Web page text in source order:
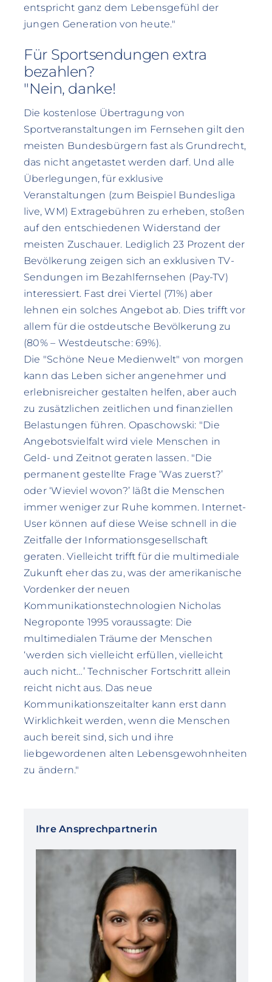
entspricht ganz dem Lebensgefühl der
jungen Generation von heute."
Für Sportsendungen extra
bezahlen?
"Nein, danke!
Die kostenlose Übertragung von
Sportveranstaltungen im Fernsehen gilt den
meisten Bundesbürgern fast als Grundrecht,
das nicht angetastet werden darf. Und alle
Überlegungen, für exklusive
Veranstaltungen (zum Beispiel Bundesliga
live, WM) Extragebühren zu erheben, stoßen
auf den entschiedenen Widerstand der
meisten Zuschauer. Lediglich 23 Prozent der
Bevölkerung zeigen sich an exklusiven TV-
Sendungen im Bezahlfernsehen (Pay-TV)
interessiert. Fast drei Viertel (71%) aber
lehnen ein solches Angebot ab. Dies trifft vor
allem für die ostdeutsche Bevölkerung zu
(80% – Westdeutsche: 69%).
Die "Schöne Neue Medienwelt" von morgen
kann das Leben sicher angenehmer und
erlebnisreicher gestalten helfen, aber auch
zu zusätzlichen zeitlichen und finanziellen
Belastungen führen. Opaschowski: "Die
Angebotsvielfalt wird viele Menschen in
Geld- und Zeitnot geraten lassen. "Die
permanent gestellte Frage ‘Was zuerst?’
oder ‘Wieviel wovon?’ läßt die Menschen
immer weniger zur Ruhe kommen. Internet-
User können auf diese Weise schnell in die
Zeitfalle der Informationsgesellschaft
geraten. Vielleicht trifft für die multimediale
Zukunft eher das zu, was der amerikanische
Vordenker der neuen
Kommunikationstechnologien Nicholas
Negroponte 1995 voraussagte: Die
multimedialen Träume der Menschen
‘werden sich vielleicht erfüllen, vielleicht
auch nicht…’ Technischer Fortschritt allein
reicht nicht aus. Das neue
Kommunikationszeitalter kann erst dann
Wirklichkeit werden, wenn die Menschen
auch bereit sind, sich und ihre
liebgewordenen alten Lebensgewohnheiten
zu ändern."
Ihre Ansprechpartnerin